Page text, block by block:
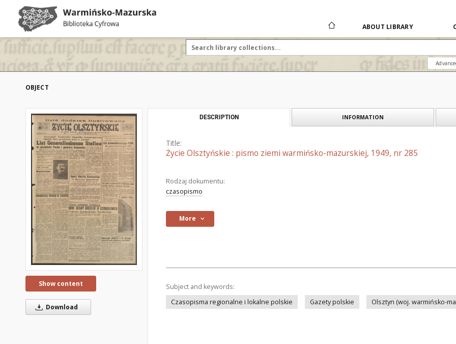
ABOUT LIBRARY
OBJECT
Show content
Download
DESCRIPTION INFORMATION
Title:
Życie Olsztyńskie : pismo ziemi warmińsko-mazurskiej, 1949, nr 285
Rodzaj dokumentu:
czasopismo
More
Subject and keywords:
Czasopisma regionalne i lokalne polskie
Gazety polskie Olsztyn (woj. warmińsko-